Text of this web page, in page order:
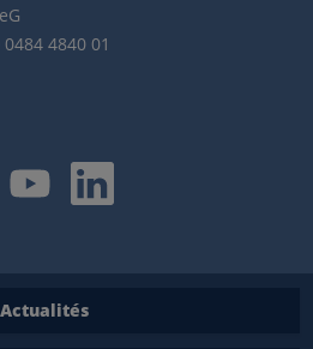
4840 01
Actualités